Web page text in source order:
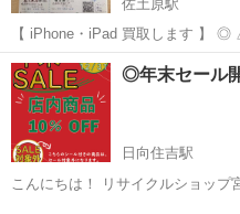
佐土原駅
【 iPhone・iPad 買取します 】 ◎ △判定・分割中・残債ありでもOK
です！※1 ◎ ガラスコーティングも承ります。
iPhoneでも買取してもらえるかな
らで買...
宮崎 宮崎市 佐土原駅
◎年末セール
日向住吉駅
こんにちは！ リサイクルショップ宮崎屋です。 ＼